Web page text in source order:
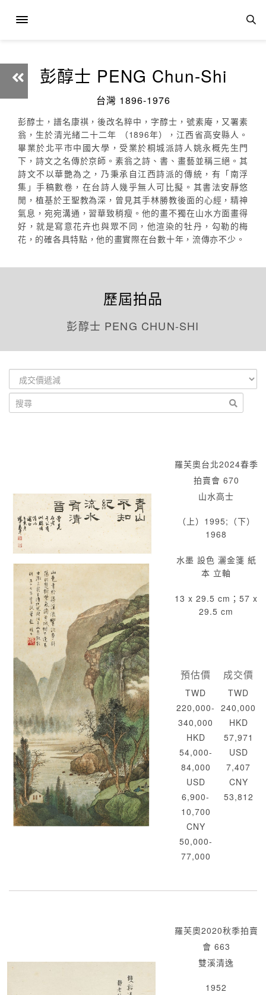
彭醇士 PENG Chun-Shi
台灣 1896-1976
彭醇士，譜名康祺，後改名粹中，字醇士，號素庵，又署素
翁，生於清光緒二十二年 （1896年），江西省高安縣人。
畢業於北平市中國大學，受業於桐城派詩人姚永概先生門
下，詩文之名傳於京師。素翁之詩、書、畫藝並稱三絕。其
詩文不以華艷為之，乃秉承自江西詩派的傳統，有「南浮
集」手稿數卷，在台詩人幾乎無人可比擬。其書法安靜悠
閒，植基於王聖教為深，曾見其手林勝教後面的心經，精神
氣息，宛宛溝通，習華致稍瘦。他的畫不獨在山水方面畫得
好，就是寫意花卉也與眾不同，他渲染的牡丹，勾勒的梅
花，的確各具特點，他的畫實際在台數十年，流傳亦不少。
歷屆拍品
彭醇士 PENG CHUN-SHI
羅芙奧台北2024春季
拍賣會 670
山水高士
（上）1995;（下）
1968
水墨 設色 灑金箋 紙
本 立軸
13 x 29.5 cm；57 x
29.5 cm
預估價
TWD
220,000-
340,000
HKD
54,000-
84,000
USD
6,900-
10,700
CNY
50,000-
77,000
成交價
TWD
240,000
HKD
57,971
USD
7,407
CNY
53,812
羅芙奧2020秋季拍賣
會 663
雙溪清逸
1952